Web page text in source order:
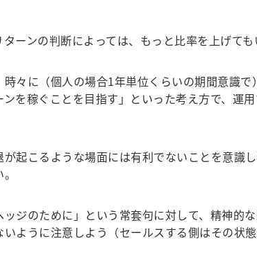
ンの判断によっては、もっと比率を上げても
々に（個人の場合1年単位くらいの期間意識
を稼ぐことを目指す」といった考え方で、運
起こるような場面には有利でないことを意識
ジのために」という常套句に対して、精神的
ように注意しよう（セールスする側はその状